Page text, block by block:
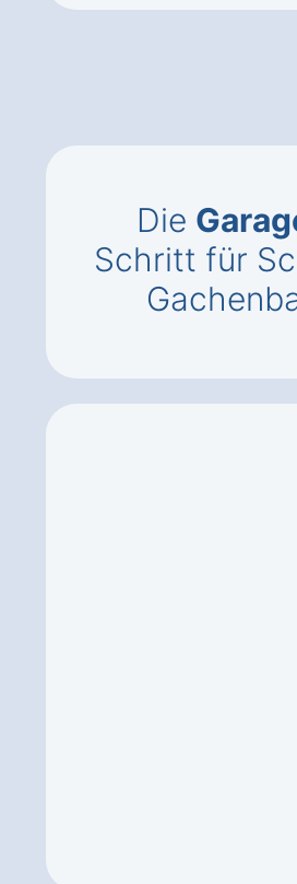
Die
Schritt für